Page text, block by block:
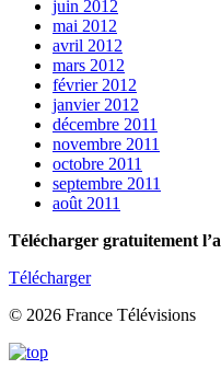
juin 2012
mai 2012
avril 2012
mars 2012
février 2012
janvier 2012
décembre 2011
novembre 2011
octobre 2011
septembre 2011
août 2011
Télécharger gratuitement
Télécharger
© 2026 France Télévisions